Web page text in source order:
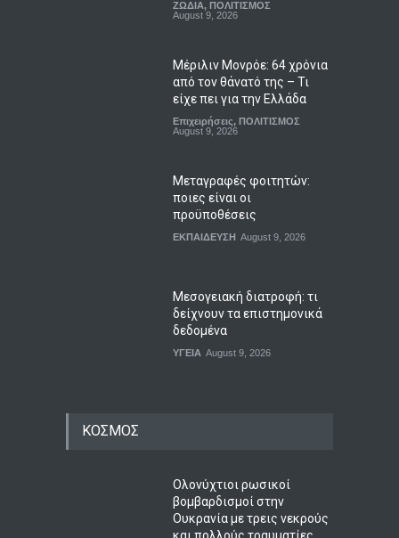
ΖΩΔΙΑ, ΠΟΛΙΤΙΣΜΟΣ
August 9, 2026
Μέριλιν Μονρόε: 64 χρόνια
από τον θάνατό της – Τι
είχε πει για την Ελλάδα
Επιχειρήσεις, ΠΟΛΙΤΙΣΜΟΣ
August 9, 2026
Μεταγραφές φοιτητών:
ποιες είναι οι
προϋποθέσεις
ΕΚΠΑΙΔΕΥΣΗ August 9, 2026
Μεσογειακή διατροφή: τι
δείχνουν τα επιστημονικά
δεδομένα
ΥΓΕΙΑ August 9, 2026
ΚΟΣΜΟΣ
Ολονύχτιοι ρωσικοί
βομβαρδισμοί στην
Ουκρανία με τρεις νεκρούς